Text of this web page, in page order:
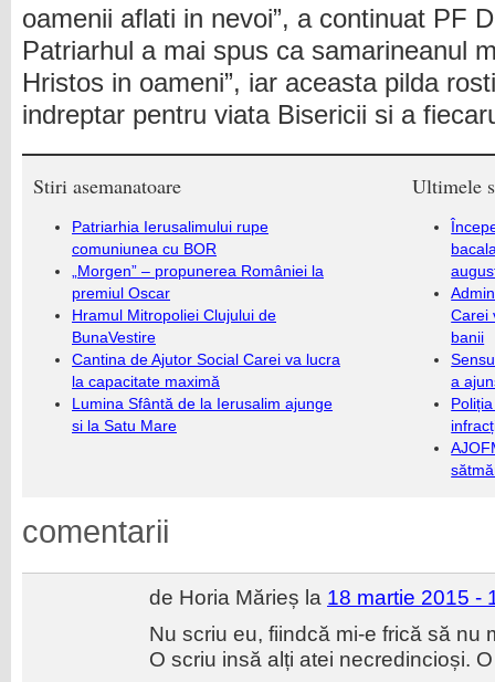
oamenii aflati in nevoi”, a continuat PF
Patriarhul a mai spus ca samarineanul
Hristos in oameni”, iar aceasta pilda
indreptar pentru viata Bisericii si a
Stiri asemanatoare
Patriarhia Ierusalimului rupe
comuniunea cu BOR
„Morgen” – propunerea României la
premiul Oscar
Hramul Mitropoliei Clujului de
BunaVestire
Cantina de Ajutor Social Carei va lucra
la capacitate maximă
Lumina Sfântă de la Ierusalim ajunge
si la Satu Mare
Ultimele
Carei
banii
a
comentarii
de Horia Mărieș la 18 martie 2015 -
Nu scriu eu, fiindcă mi-e frică să nu
O scriu insă alți atei necredincioși.